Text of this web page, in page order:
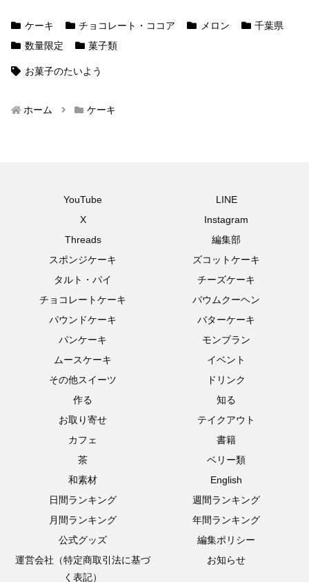
ケーキ チョコレート・ココア メロン
千葉県
数量限定
菓子類
お菓子のたいよう
ホーム ケーキ
YouTube
LINE
X
Instagram
Threads
編集部
スポンジケーキ
ズコットケーキ
タルト・パイ
チーズケーキ
チョコレートケーキ
バウムクーヘン
パウンドケーキ
バターケーキ
パンケーキ
モンブラン
ムースケーキ
イベント
その他スイーツ
ドリンク
作る
知る
お取り寄せ
テイクアウト
カフェ
書籍
茶
ベリー類
和素材
English
日間ランキング
週間ランキング
月間ランキング
年間ランキング
公式グッズ
編集ポリシー
運営会社（特定商取引法に基づ
く表記）
お知らせ